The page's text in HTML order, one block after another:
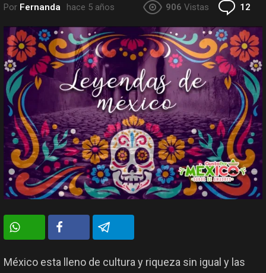
Por Fernanda hace 5 años 906 Vistas 12
México esta lleno de cultura y riqueza sin igual y las